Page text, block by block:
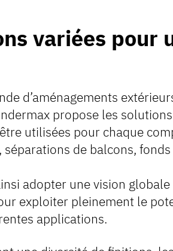
variées pour
d’aménagements
propose les
utilisées pour chaque
de balcons,
adopter une vision globale
exploiter pleinement le
applications.